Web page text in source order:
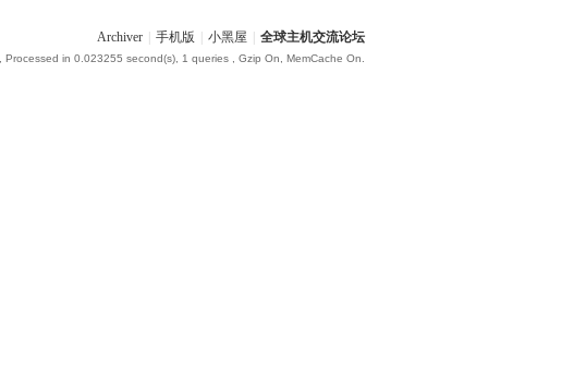
Archiver 手机版 小黑屋 全球主机交流论坛
, Processed in 0.023255 second(s), 1 queries , Gzip On, MemCache On.